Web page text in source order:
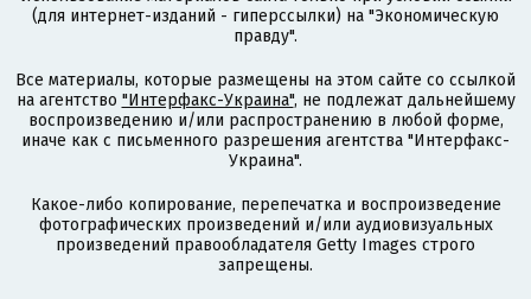
(для интернет-изданий - гиперссылки) на "Экономическую
правду".
Все материалы, которые размещены на этом сайте со ссылкой
на агентство "Интерфакс-Украина", не подлежат дальнейшему
воспроизведению и/или распространению в любой форме,
иначе как с письменного разрешения агентства "Интерфакс-
Украина".
Какое-либо копирование, перепечатка и воспроизведение
фотографических произведений и/или аудиовизуальных
произведений правообладателя Getty Images строго
запрещены.